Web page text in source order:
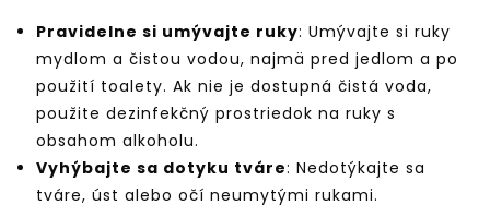
Pravidelne si umývajte ruky: Umývajte si ruky
mydlom a čistou vodou, najmä pred jedlom a po
použití toalety. Ak nie je dostupná čistá voda,
použite dezinfekčný prostriedok na ruky s
obsahom alkoholu.
Vyhýbajte sa dotyku tváre: Nedotýkajte sa
tváre, úst alebo očí neumytými rukami.